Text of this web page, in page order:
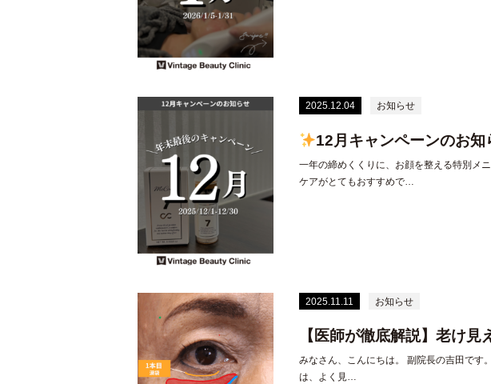
2025.12.04 お知らせ
12月キャンペーンのお知
一年の締めくくりに、お顔を整える特別メ
ケアがとてもおすすめで…
2025.11.11 お知らせ
【医師が徹底解説】老け見
みなさん、こんにちは。 副院長の吉田です
は、よく見…